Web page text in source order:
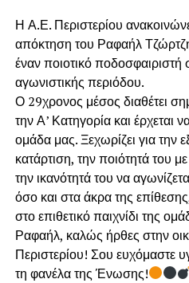
Η Α.Ε. Περιστερίου
απόκτηση του Ραφαήλ
έναν ποιοτικό ποδοσφαιριστή
αγωνιστικής περιόδου.
Ο 29χρονος μέσος διαθέτει
την Α’ Κατηγορία και έρχεται
ομάδα μας. Ξεχωρίζει για την
κατάρτιση, την ποιότητά του
την ικανότητά του να
όσο και στα άκρα της
στο επιθετικό παιχνίδι της
Ραφαήλ, καλώς ήρθες στην
Περιστερίου! Σου ευχόμαστε
τη φανέλα της Ένωσης!